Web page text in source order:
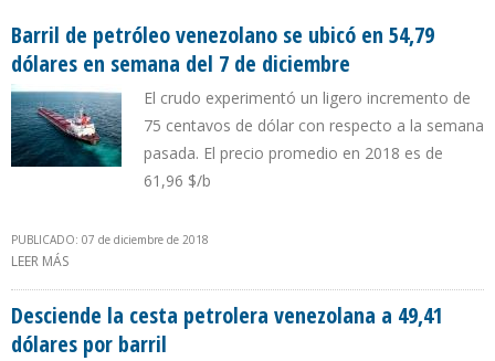
Barril de petróleo venezolano se ubicó en 54,79
dólares en semana del 7 de diciembre
El crudo experimentó un ligero incremento de
75 centavos de dólar con respecto a la semana
pasada. El precio promedio en 2018 es de
61,96 $/b
PUBLICADO: 07 de diciembre de 2018
LEER MÁS
Desciende la cesta petrolera venezolana a 49,41
dólares por barril